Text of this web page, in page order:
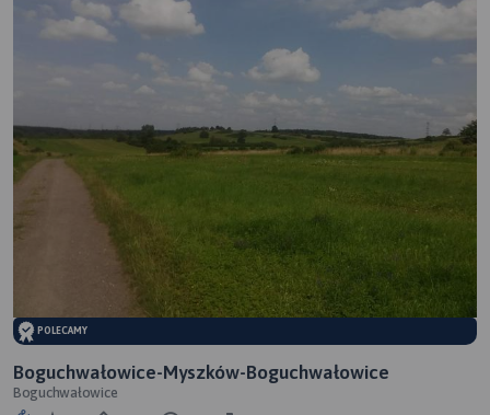
POLECAMY
Boguchwałowice-Myszków-Boguchwałowice
Boguchwałowice